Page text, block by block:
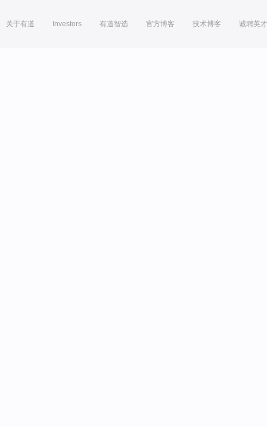
关于有道 Investors 有道智选 官方博客 技术博客 诚聘英才